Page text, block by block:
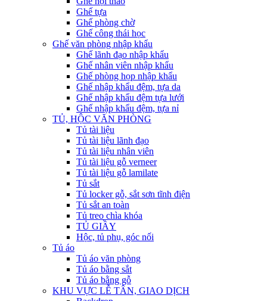
Ghế tựa
Ghế phòng chờ
Ghế công thái học
Ghế văn phòng nhập khẩu
Ghế lãnh đạo nhập khẩu
Ghế nhân viên nhập khẩu
Ghế phòng họp nhập khẩu
Ghế nhập khẩu đệm, tựa da
Ghế nhập khẩu đệm tựa lưới
Ghế nhập khẩu đệm, tựa nỉ
TỦ, HỘC VĂN PHÒNG
Tủ tài liệu
Tủ tài liệu lãnh đạo
Tủ tài liệu nhân viên
Tủ tài liệu gỗ verneer
Tủ tài liệu gỗ lamilate
Tủ sắt
Tủ locker gỗ, sắt sơn tĩnh điện
Tủ sắt an toàn
Tủ treo chìa khóa
TỦ GIẦY
Hộc, tủ phụ, góc nối
Tủ áo
Tủ áo văn phòng
Tủ áo bằng sắt
Tủ áo bằng gỗ
KHU VỰC LỄ TÂN, GIAO DỊCH